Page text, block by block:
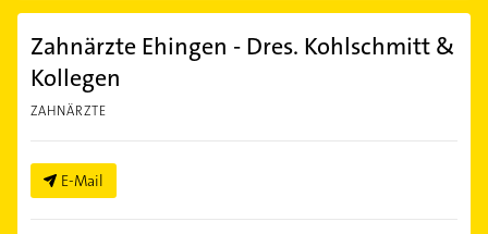
Zahnärzte Ehingen - Dres. Kohlschmitt &
Kollegen
ZAHNÄRZTE
E-Mail